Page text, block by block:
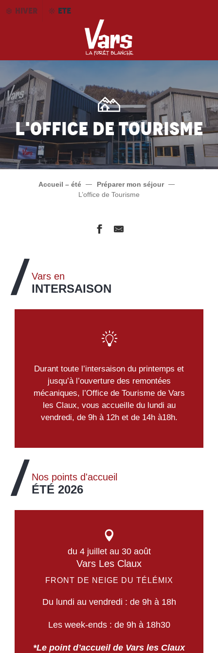
AllerHIVER ETE
L'office de tourisme
Accueil – été
Préparer mon séjour
L’office de Tourisme
Vars en
INTERSAISON
Durant toute l’intersaison du printemps et
jusqu’à l’ouverture des remontées
mécaniques, l’Office de Tourisme de Vars
les Claux, vous accueille du lundi au
vendredi, de 9h à 12h et de 14h à18h.
Nos points d'accueil
ÉTÉ 2026
du 4 juillet au 30 août
Vars Les Claux
FRONT DE NEIGE DU TÉLÉMIX
Du lundi au vendredi : de 9h à 18h
Les week-ends : de 9h à 18h30
*Le point d’accueil de Vars les Claux